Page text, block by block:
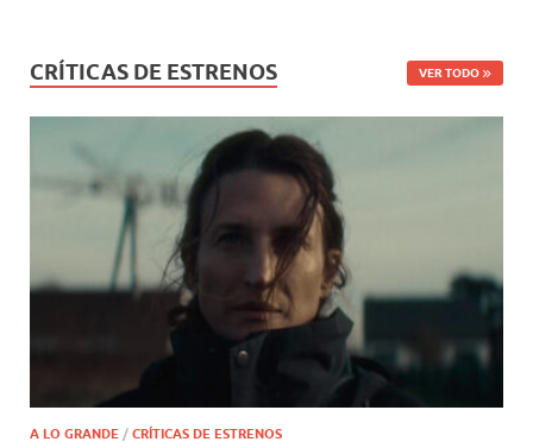
CRÍTICAS DE ESTRENOS VER TODO
A LO GRANDE / CRÍTICAS DE ESTRENOS